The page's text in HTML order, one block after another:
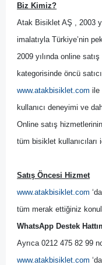
Biz Kimiz?
Atak Bisiklet AŞ , 2003
imalatıyla Türkiye’nin
2009 yılında online
kategorisinde öncü
www.atakbisiklet.com ile
kullanıcı deneyimi ve
Online satış
tüm bisiklet
Satış Öncesi Hizmet
www.atakbisiklet.com
tüm merak ettiğiniz
WhatsApp Destek
Ayrıca 0212 475 82 99
www.atakbisiklet.com